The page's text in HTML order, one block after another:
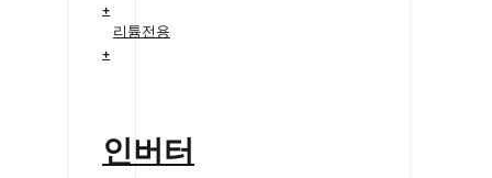
+
리튬전용
+
인버터